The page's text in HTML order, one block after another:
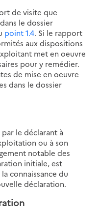
de visite que
le dossier
point 1.4. Si le rapport
aux dispositions
met en oeuvre
pour y remédier.
de mise en oeuvre
dans le dossier
le déclarant à
ou à son
notable des
initiale, est
connaissance du
déclaration.